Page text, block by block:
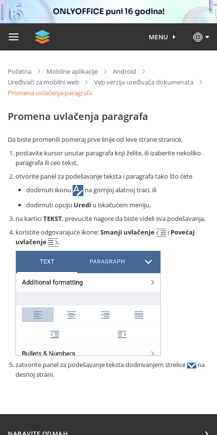
ONLYOFFICE puni 16 godina!
MENU
Početna Mobilne aplikacije
Android
Uređivači za mobilni web
Veb verzija uređivača dokumenata
Promena uvlačenja paragrafa
Promena uvlačenja paragrafa
Da biste promenili pomeraj prve linije od leve strane stranice,
postavite kursor unutar paragrafa koji želite, ili izaberite nekoliko
paragrafa ili ceo tekst,
otvorite panel za podešavanje teksta i paragrafa tako što ćete
dodirnuti ikonu
na gornjoj alatnoj traci, ili
dodirnuti opciju Uredi u iskačućem meniju,
na karticiTEKST, prevucite nagore da biste videli sva podešavanja,
koristite odgovarajuće ikone:Smanji uvlačenje i Povećaj
uvlačenje
,
zatvorite panel za podešavanje teksta dodirivanjem strelice
na
desnoj strani.